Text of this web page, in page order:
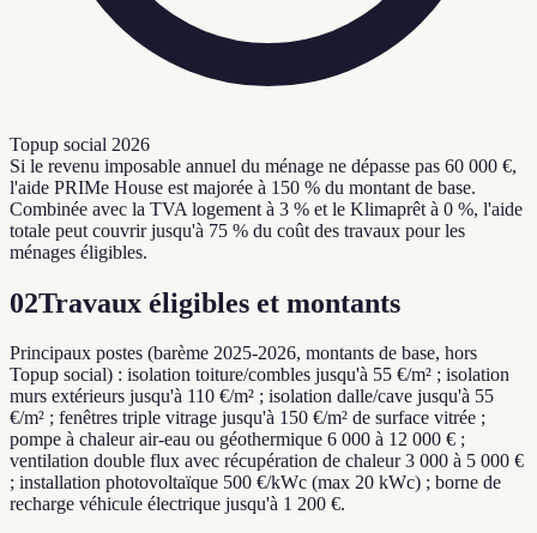
Topup social 2026
Si le revenu imposable annuel du ménage ne dépasse pas 60 000 €,
l'aide PRIMe House est majorée à 150 % du montant de base.
Combinée avec la TVA logement à 3 % et le Klimaprêt à 0 %, l'aide
totale peut couvrir jusqu'à 75 % du coût des travaux pour les
ménages éligibles.
02Travaux éligibles et montants
Principaux postes (barème 2025-2026, montants de base, hors
Topup social) : isolation toiture/combles jusqu'à 55 €/m² ; isolation
murs extérieurs jusqu'à 110 €/m² ; isolation dalle/cave jusqu'à 55
€/m² ; fenêtres triple vitrage jusqu'à 150 €/m² de surface vitrée ;
pompe à chaleur air-eau ou géothermique 6 000 à 12 000 € ;
ventilation double flux avec récupération de chaleur 3 000 à 5 000 €
; installation photovoltaïque 500 €/kWc (max 20 kWc) ; borne de
recharge véhicule électrique jusqu'à 1 200 €.